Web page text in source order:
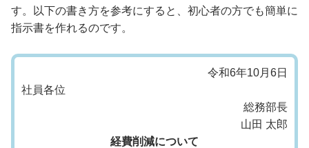
す。以下の書き方を参考にすると、初心者の方でも簡単に
指示書を作れるのです。
令和6年10月6日
社員各位
総務部長
山田 太郎
経費削減について